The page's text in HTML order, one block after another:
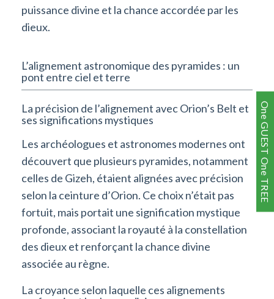
puissance divine et la chance accordée par les
dieux.
L’alignement astronomique des pyramides : un
pont entre ciel et terre
La précision de l’alignement avec Orion’s Belt et
ses significations mystiques
Les archéologues et astronomes modernes ont
découvert que plusieurs pyramides, notamment
celles de Gizeh, étaient alignées avec précision
selon la ceinture d’Orion. Ce choix n’était pas
fortuit, mais portait une signification mystique
profonde, associant la royauté à la constellation
des dieux et renforçant la chance divine
associée au règne.
La croyance selon laquelle ces alignements
One GUEST One TREE